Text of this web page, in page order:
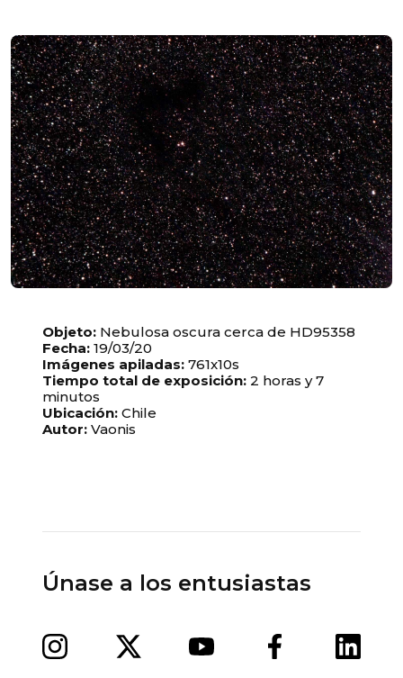
Objeto: Nebulosa oscura cerca de HD95358
Fecha: 19/03/20
Imágenes apiladas: 761x10s
Tiempo total de exposición: 2 horas y 7
minutos
Ubicación: Chile
Autor: Vaonis
Únase a los entusiastas
Unable to load recommendations.